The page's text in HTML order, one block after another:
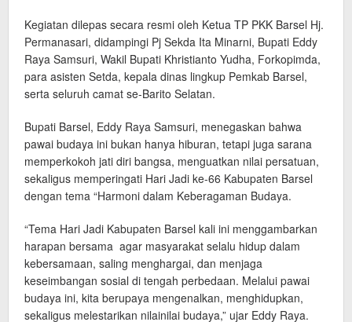
Kegiatan dilepas secara resmi oleh Ketua TP PKK Barsel Hj.
Permanasari, didampingi Pj Sekda Ita Minarni, Bupati Eddy
Raya Samsuri, Wakil Bupati Khristianto Yudha, Forkopimda,
para asisten Setda, kepala dinas lingkup Pemkab Barsel,
serta seluruh camat se-Barito Selatan.
Bupati Barsel, Eddy Raya Samsuri, menegaskan bahwa
pawai budaya ini bukan hanya hiburan, tetapi juga sarana
memperkokoh jati diri bangsa, menguatkan nilai persatuan,
sekaligus memperingati Hari Jadi ke-66 Kabupaten Barsel
dengan tema “Harmoni dalam Keberagaman Budaya.
“Tema Hari Jadi Kabupaten Barsel kali ini menggambarkan
harapan bersama agar masyarakat selalu hidup dalam
kebersamaan, saling menghargai, dan menjaga
keseimbangan sosial di tengah perbedaan. Melalui pawai
budaya ini, kita berupaya mengenalkan, menghidupkan,
sekaligus melestarikan nilainilai budaya,” ujar Eddy Raya.